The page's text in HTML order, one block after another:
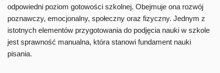
odpowiedni poziom gotowości szkolnej. Obejmuje ona rozwój
poznawczy, emocjonalny, społeczny oraz fizyczny. Jednym z
istotnych elementów przygotowania do podjęcia nauki w szkole
jest sprawność manualna, która stanowi fundament nauki
pisania.